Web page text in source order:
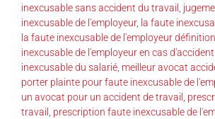
inexcusable sans accident du travail ,
inexcusable de l'employeur, la faute
la faute inexcusable de l'employeur définition
inexcusable de l'employeur en cas
inexcusable du salarié, meilleur avocat
porter plainte pour faute inexcusable de
un avocat pour un accident de travail ,
travail , prescription faute inexcusable de